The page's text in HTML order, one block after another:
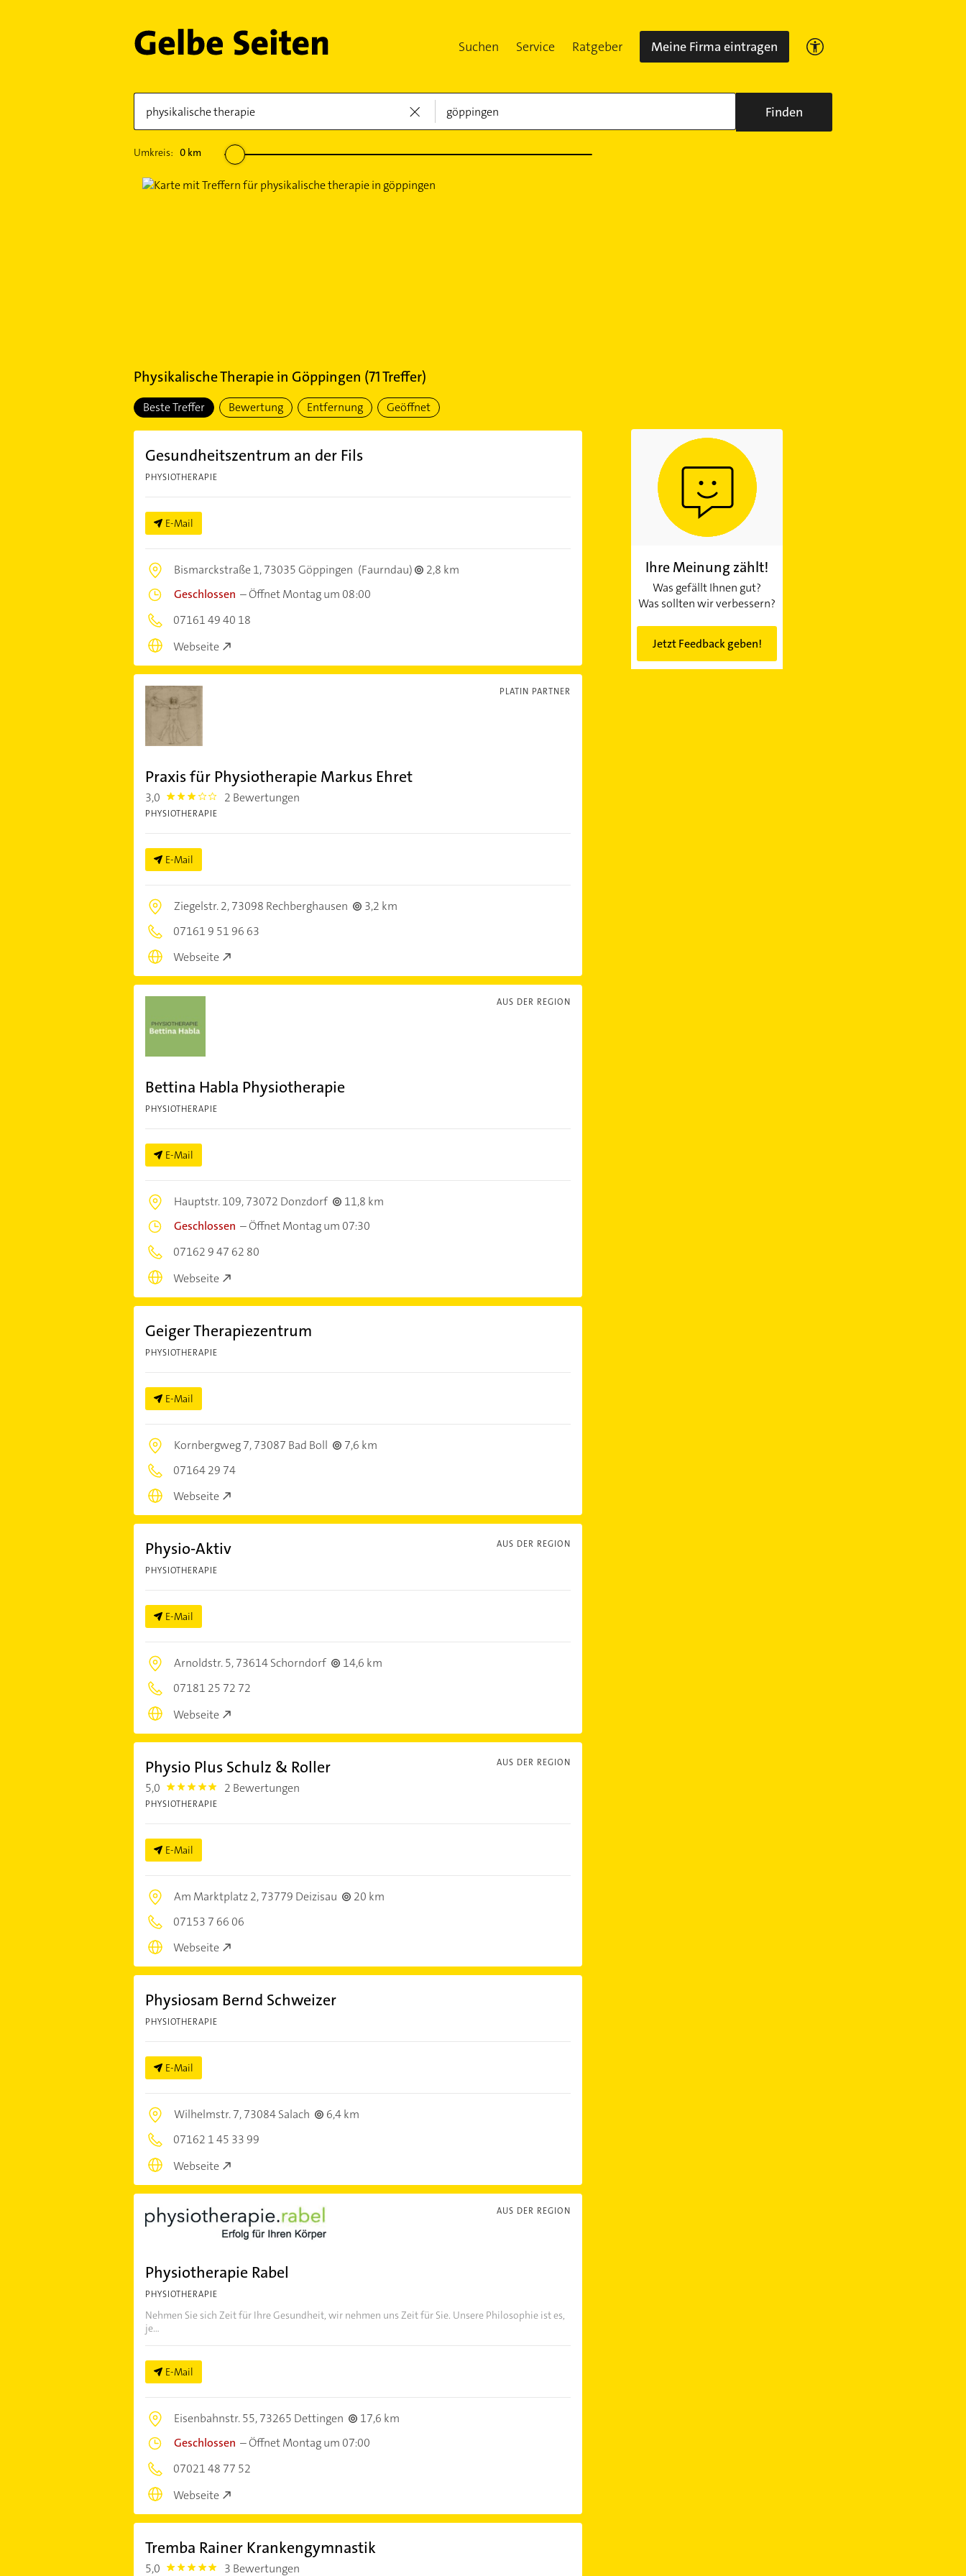
Suchen Service Ratgeber Meine Firma eintragen
Finden
Umkreis: 0km
Physikalische Therapiein Göppingen (71Treffer)
Beste Treffer Bewertung Entfernung Geöffnet
Gesundheitszentrum an der Fils
PHYSIOTHERAPIE
E-Mail
Bismarckstraße 1,73035 Göppingen (Faurndau)
2,8 km
Geschlossen –Öffnet Montag um 08:00
07161 49 40 18
Webseite
PLATIN PARTNER
Praxis für Physiotherapie Markus Ehret
3,0 3.0 2 Bewertungen
PHYSIOTHERAPIE
E-Mail
Ziegelstr. 2,73098 Rechberghausen
3,2 km
07161 9 51 96 63
Webseite
AUS DER REGION
Bettina Habla Physiotherapie
PHYSIOTHERAPIE
E-Mail
Hauptstr. 109,73072 Donzdorf
11,8 km
Geschlossen –Öffnet Montag um 07:30
07162 9 47 62 80
Webseite
Geiger Therapiezentrum
PHYSIOTHERAPIE
E-Mail
Kornbergweg 7,73087 Bad Boll
7,6 km
07164 29 74
Webseite
AUS DER REGION
Physio-Aktiv
PHYSIOTHERAPIE
E-Mail
Arnoldstr. 5,73614 Schorndorf
14,6 km
07181 25 72 72
Webseite
AUS DER REGION
Physio Plus Schulz & Roller
5,0 5.0 2 Bewertungen
PHYSIOTHERAPIE
E-Mail
Am Marktplatz 2,73779 Deizisau
20 km
07153 7 66 06
Webseite
Physiosam Bernd Schweizer
PHYSIOTHERAPIE
E-Mail
Wilhelmstr. 7,73084 Salach
6,4 km
07162 1 45 33 99
Webseite
AUS DER REGION
Physiotherapie Rabel
PHYSIOTHERAPIE
Nehmen Sie sich Zeit für Ihre Gesundheit, wir nehmen uns Zeit für Sie. Unsere Philosophie ist es,
je...
E-Mail
Eisenbahnstr. 55,73265 Dettingen
17,6 km
Geschlossen –Öffnet Montag um 07:00
07021 48 77 52
Webseite
Tremba Rainer Krankengymnastik
5,0 5.0 3 Bewertungen
Ihre Meinung zählt!
Was gefällt Ihnen gut?
Was sollten wir verbessern?
Jetzt Feedback geben!